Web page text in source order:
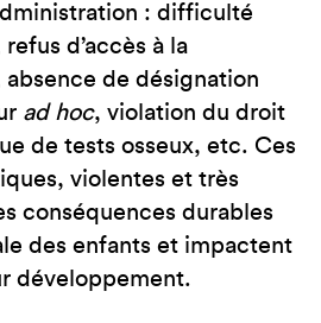
: difficulté
d’accès à la
absence de désignation
ad hoc, violation du droit
de tests osseux, etc. Ces
violentes et très
conséquences durables
des enfants et impactent
développement.